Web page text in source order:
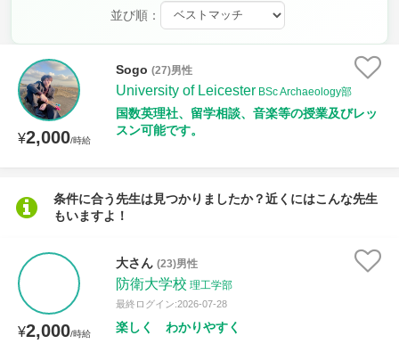
並び順：
¥2,000/時給
Sogo (27)男性
University of Leicester BSc Archaeology部
国数英理社、留学相談、音楽等の授業及びレッ
スン可能です。
条件に合う先生は見つかりましたか？近くにはこんな先生
もいますよ！
¥2,000/時給
大さん (23)男性
防衛大学校 理工学部
最終ログイン:2026-07-28
楽しく わかりやすく
保健・体育 図画工作 書写
時給：¥1,000 ～ ¥10,000
授業可能日
土曜日 日曜日
所属大学
距離：15km以内